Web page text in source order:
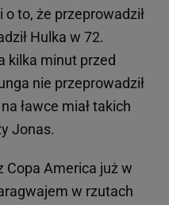
o to, że przeprowadził
Hulka w 72.
kilka minut przed
nie przeprowadził
ławce miał takich
Jonas.
Copa America już w
w rzutach